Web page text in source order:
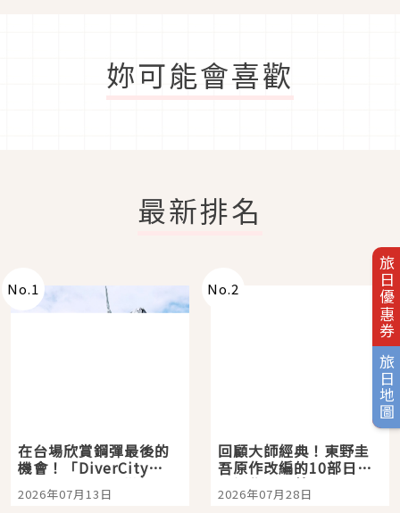
旅日優惠券
旅日地圖
妳可能會喜歡
最新排名
No.1
在台場欣賞鋼彈最後的
機會！「DiverCity
Tokyo Plaza」搭船、
購物、美食及夜景，一
2026年07月13日
No.2
回顧大師經典！東野圭
吾原作改編的10部日本
影視作品推薦
2026年07月28日